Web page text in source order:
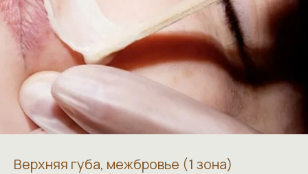
Верхняя губа, межбровье (1 зона)